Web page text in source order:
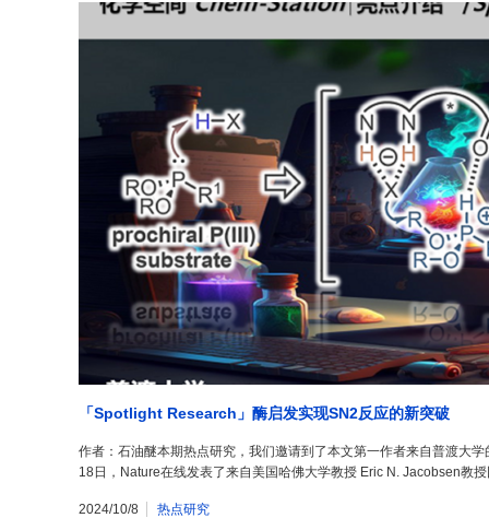
「Spotlight Research」酶启发实现SN2反应的新突破
作者：石油醚本期热点研究，我们邀请到了本文第一作者来自普渡大
18日，Nature在线发表了来自美国哈佛大学教授 Eric N. Jacobsen教
2024/10/8 热点研究